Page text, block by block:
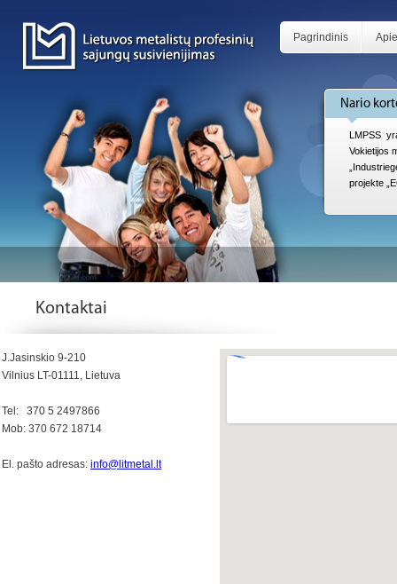
Nario
LMPSS
Vokietijos
projekte
Pagrindinis
Kontaktai
J.Jasinskio 9-210
Vilnius LT-01111, Lietuva
Tel: 370 5 2497866
Mob: 370 672 18714
El. pašto adresas: info@litmetal.lt